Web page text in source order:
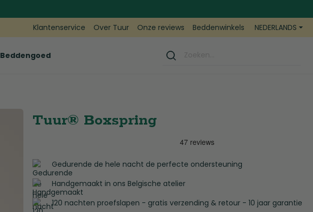
Klantenservice Over Tuur Onze reviews Beddenwinkels NEDERLANDS
Beddengoed
Tuur® Boxspring
Gedurende de hele nacht de perfecte ondersteuning
Handgemaakt in ons Belgische atelier
120 nachten proefslapen - gratis verzending & retour - 10 jaar garantie